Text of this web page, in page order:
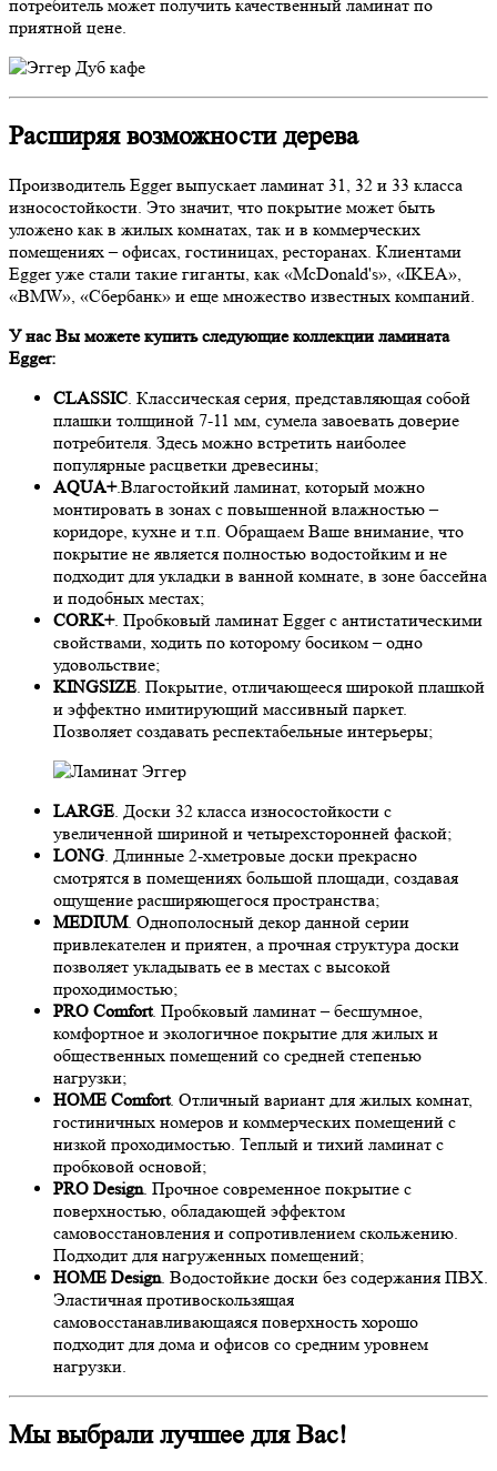
потребитель может получить качественный ламинат по
приятной цене.
Расширяя возможности дерева
Производитель Egger выпускает ламинат 31, 32 и 33 класса
износостойкости. Это значит, что покрытие может быть
уложено как в жилых комнатах, так и в коммерческих
помещениях – офисах, гостиницах, ресторанах. Клиентами
Egger уже стали такие гиганты, как «McDonald's», «IKEA»,
«BMW», «Сбербанк» и еще множество известных компаний.
У нас Вы можете купить следующие коллекции ламината
Egger:
CLASSIC. Классическая серия, представляющая собой
плашки толщиной 7-11 мм, сумела завоевать доверие
потребителя. Здесь можно встретить наиболее
популярные расцветки древесины;
AQUA+.Влагостойкий ламинат, который можно
монтировать в зонах с повышенной влажностью –
коридоре, кухне и т.п. Обращаем Ваше внимание, что
покрытие не является полностью водостойким и не
подходит для укладки в ванной комнате, в зоне бассейна
и подобных местах;
CORK+. Пробковый ламинат Egger с антистатическими
свойствами, ходить по которому босиком – одно
удовольствие;
KINGSIZE. Покрытие, отличающееся широкой плашкой
и эффектно имитирующий массивный паркет.
Позволяет создавать респектабельные интерьеры;
LARGE. Доски 32 класса износостойкости с
увеличенной шириной и четырехсторонней фаской;
LONG. Длинные 2-хметровые доски прекрасно
смотрятся в помещениях большой площади, создавая
ощущение расширяющегося пространства;
MEDIUM. Однополосный декор данной серии
привлекателен и приятен, а прочная структура доски
позволяет укладывать ее в местах с высокой
проходимостью;
PRO Comfort. Пробковый ламинат – бесшумное,
комфортное и экологичное покрытие для жилых и
общественных помещений со средней степенью
нагрузки;
HOME Comfort. Отличный вариант для жилых комнат,
гостиничных номеров и коммерческих помещений с
низкой проходимостью. Теплый и тихий ламинат с
пробковой основой;
PRO Design. Прочное современное покрытие с
поверхностью, обладающей эффектом
самовосстановления и сопротивлением скольжению.
Подходит для нагруженных помещений;
HOME Design. Водостойкие доски без содержания ПВХ.
Эластичная противоскользящая
самовосстанавливающаяся поверхность хорошо
подходит для дома и офисов со средним уровнем
нагрузки.
Мы выбрали лучшее для Вас!